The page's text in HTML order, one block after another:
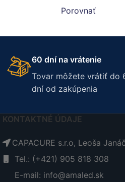
Porovnať
60 dní na vrátenie
Tovar môžete vrátiť do
dní od zakúpenia
KONTAKTNÉ ÚDAJE
CAPACURE s.r.o, Leoša
Tel.: (+421) 905 818 308
E-mail: info@amaled.sk